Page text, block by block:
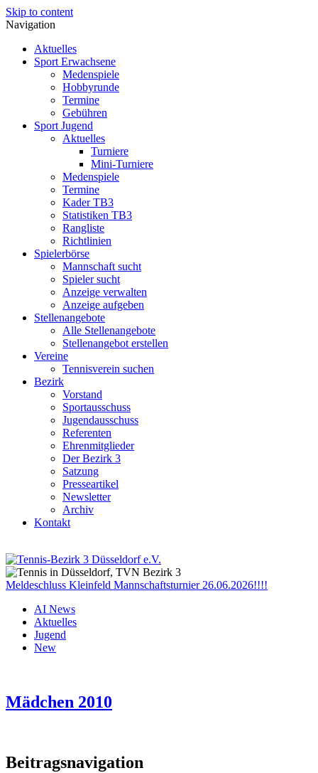
Skip to content
Navigation
Aktuelles
Sport Erwachsene
Medenspiele
Hobbyrunde
Termine
Gebühren
Sport Jugend
Aktuelles
Turniere
Mini-Turniere
Medenspiele
Termine
Kader TB3
Statistiken TB3
Rangliste
Richtlinien
Spielerbörse
Mannschaft sucht
Spieler sucht
Anzeige verwalten
Anzeige aufgeben
Stellenangebote
Alle Stellenangebote
Stellenangebot erstellen
Vereine
Tennisverein suchen
Bezirk
Vorstand
Sportausschuss
Jugendausschuss
Referenten
Ehrenmitglieder
Der Bezirk 3
Satzung
Presseartikel
Newsletter
Archiv
Kontakt
Meldeschluss Kleinfeld Mannschaftsturnier 26.06.2026!!!!
AI News
Aktuelles
Jugend
New
Mädchen 2010
Beitragsnavigation